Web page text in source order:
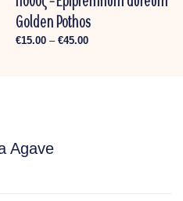
Golden Pothos
€15.00 – €45.00Price
Agave